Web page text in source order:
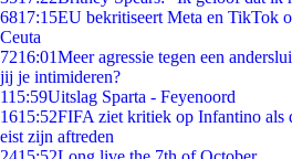
6817:15EU bekritiseert Meta en TikTok
Ceuta
7216:01Meer agressie tegen een
jij je intimideren?
115:59Uitslag Sparta - Feyenoord
1615:52FIFA ziet kritiek op Infantino als
eist zijn aftreden